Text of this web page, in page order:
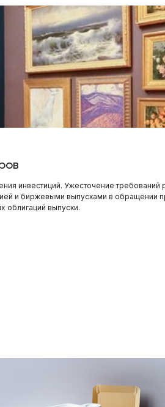
инвестиций. Ужесточение требований
и биржевыми выпусками в обращении
облигаций выпуски.